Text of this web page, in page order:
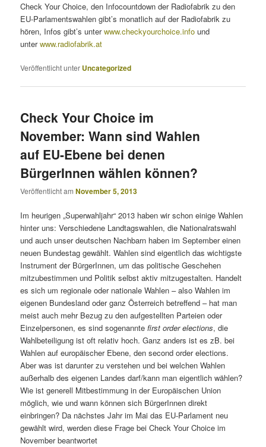
Check Your Choice, den Infocountdown der Radiofabrik zu den
EU-Parlamentswahlen gibt’s monatlich auf der Radiofabrik zu
hören, Infos gibt’s unterwww.checkyourchoice.info und
unterwww.radiofabrik.at
Veröffentlicht unter Uncategorized
Check Your Choice im
November: Wann sind Wahlen
auf EU-Ebene bei denen
BürgerInnen wählen können?
Veröffentlicht amNovember 5, 2013
Im heurigen „Superwahljahr“ 2013 haben wir schon einige Wahlen
hinter uns: Verschiedene Landtagswahlen, die Nationalratswahl
und auch unser deutschen Nachbarn haben im September einen
neuen Bundestag gewählt. Wahlen sind eigentlich das wichtigste
Instrument der BürgerInnen, um das politische Geschehen
mitzubestimmen und Politik selbst aktiv mitzugestalten. Handelt
es sich um regionale oder nationale Wahlen – also Wahlen im
eigenen Bundesland oder ganz Österreich betreffend – hat man
meist auch mehr Bezug zu den aufgestellten Parteien oder
Einzelpersonen, es sind sogenanntefirst order elections, die
Wahlbeteiligung ist oft relativ hoch. Ganz anders ist es zB. bei
Wahlen auf europäischer Ebene, den second order elections.
Aber was ist darunter zu verstehen und bei welchen Wahlen
außerhalb des eigenen Landes darf/kann man eigentlich wählen?
Wie ist generell Mitbestimmung in der Europäischen Union
möglich, wie und wann können sich BürgerInnen direkt
einbringen? Da nächstes Jahr im Mai das EU-Parlament neu
gewählt wird, werden diese Frage bei Check Your Choice im
November beantwortet